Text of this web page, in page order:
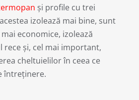
și profile cu trei
izolează mai bine, sunt
economice, izolează
rece și, cel mai important,
cheltuielilor în ceea ce
întreținere.